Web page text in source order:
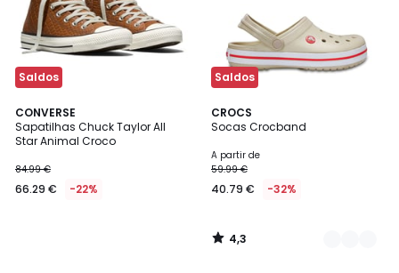
Saldos
CONVERSE
Sapatilhas Chuck Taylor All
Star Animal Croco
84.99 €
66.29 € -22%
Saldos
CROCS
Socas Crocband
A partir de
59.99 €
40.79 € -32%
4,3
/ 5
3
Cores
4,3
/